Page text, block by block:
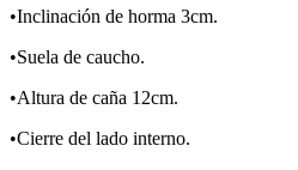
•Inclinación de horma 3cm.
•Suela de caucho.
•Altura de caña 12cm.
•Cierre del lado interno.